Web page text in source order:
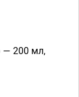
— 200 мл,